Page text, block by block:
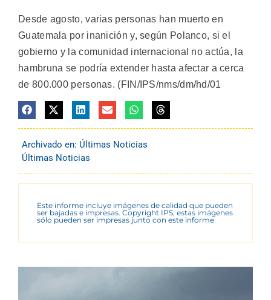
Desde agosto, varias personas han muerto en
Guatemala por inanición y, según Polanco, si el
gobierno y la comunidad internacional no actúa, la
hambruna se podría extender hasta afectar a cerca
de 800.000 personas. (FIN/IPS/nms/dm/hd/01
Archivado en: Últimas Noticias
Últimas Noticias
Este informe incluye imágenes de calidad que pueden
ser bajadas e impresas. Copyright IPS, estas imágenes
sólo pueden ser impresas junto con este informe